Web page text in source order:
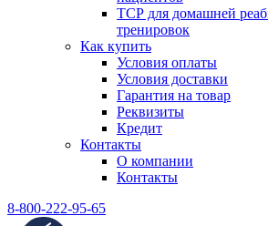
ТСР для домашней
тренировок
Как купить
Условия оплаты
Условия доставки
Гарантия на товар
Реквизиты
Кредит
Контакты
О компании
Контакты
8-800-222-95-65